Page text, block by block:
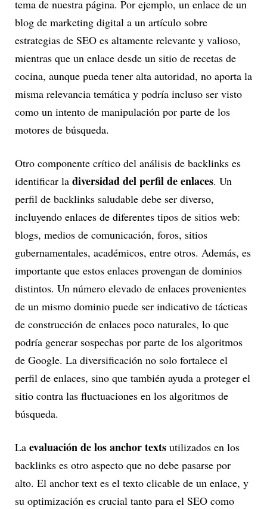
tema de nuestra página. Por ejemplo, un enlace de un
blog de marketing digital a un artículo sobre
estrategias de SEO es altamente relevante y valioso,
mientras que un enlace desde un sitio de recetas de
cocina, aunque pueda tener alta autoridad, no aporta la
misma relevancia temática y podría incluso ser visto
como un intento de manipulación por parte de los
motores de búsqueda.
Otro componente crítico del análisis de backlinks es
identificar la diversidad del perfil de enlaces. Un
perfil de backlinks saludable debe ser diverso,
incluyendo enlaces de diferentes tipos de sitios web:
blogs, medios de comunicación, foros, sitios
gubernamentales, académicos, entre otros. Además, es
importante que estos enlaces provengan de dominios
distintos. Un número elevado de enlaces provenientes
de un mismo dominio puede ser indicativo de tácticas
de construcción de enlaces poco naturales, lo que
podría generar sospechas por parte de los algoritmos
de Google. La diversificación no solo fortalece el
perfil de enlaces, sino que también ayuda a proteger el
sitio contra las fluctuaciones en los algoritmos de
búsqueda.
La evaluación de los anchor texts utilizados en los
backlinks es otro aspecto que no debe pasarse por
alto. El anchor text es el texto clicable de un enlace, y
su optimización es crucial tanto para el SEO como